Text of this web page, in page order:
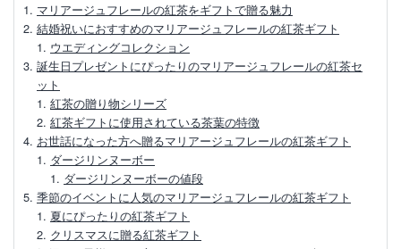
ハロッズの紅茶はどこで買える？おすすめ
銘柄3選
ハロッズで人気の高い【No.14】味や特
徴、おいしい淹れ方
み方について
【大人気】リントンズの紅茶缶のデザイン
マリアージュフレールの紅茶をギフトで贈る魅力
結婚祝いにおすすめのマリアージュフレールの紅茶ギフト
ウエディングコレクション
誕生日プレゼントにぴったりのマリアージュフレールの紅茶セ
ット
紅茶の贈り物シリーズ
紅茶ギフトに使用されている茶葉の特徴
お世話になった方へ贈るマリアージュフレールの紅茶ギフト
ダージリンヌーボー
ダージリンヌーボーの値段
季節のイベントに人気のマリアージュフレールの紅茶ギフト
夏にぴったりの紅茶ギフト
クリスマスに贈る紅茶ギフト